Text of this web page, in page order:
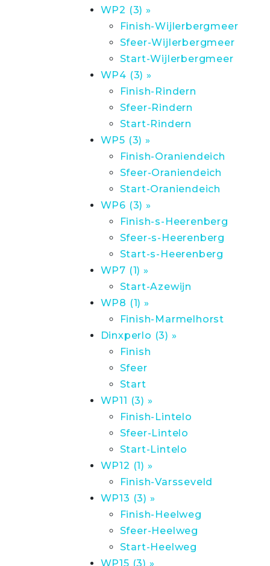
WP2 (3) »
Finish-Wijlerbergmeer
Sfeer-Wijlerbergmeer
Start-Wijlerbergmeer
WP4 (3) »
Finish-Rindern
Sfeer-Rindern
Start-Rindern
WP5 (3) »
Finish-Oraniendeich
Sfeer-Oraniendeich
Start-Oraniendeich
WP6 (3) »
Finish-s-Heerenberg
Sfeer-s-Heerenberg
Start-s-Heerenberg
WP7 (1) »
Start-Azewijn
WP8 (1) »
Finish-Marmelhorst
Dinxperlo (3) »
Finish
Sfeer
Start
WP11 (3) »
Finish-Lintelo
Sfeer-Lintelo
Start-Lintelo
WP12 (1) »
Finish-Varsseveld
WP13 (3) »
Finish-Heelweg
Sfeer-Heelweg
Start-Heelweg
WP15 (3) »